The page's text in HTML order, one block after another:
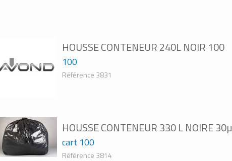
HOUSSE CONTENEUR 240L NOIR 100
100
Référence 3831
HOUSSE CONTENEUR 330 L NOIRE 30µ
cart 100
Référence 3814